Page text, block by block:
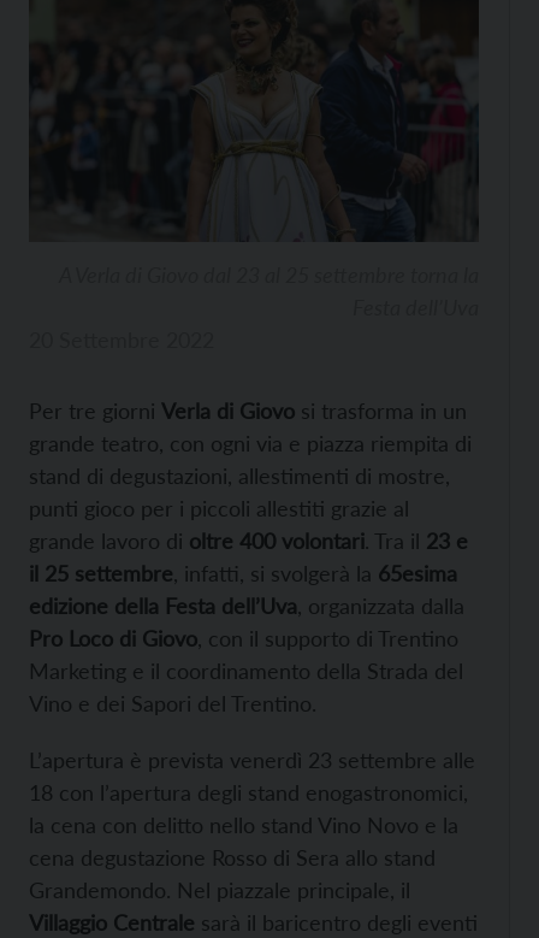
Per tre giorni Verla di Giovo si trasforma in un
grande teatro, con ogni via e piazza riempita di
stand di degustazioni, allestimenti di mostre,
punti gioco per i piccoli allestiti grazie al
grande lavoro di oltre 400 volontari. Tra il 23 e
il 25 settembre , infatti, si svolgerà la 65esima
edizione della Festa dell’Uva , organizzata dalla
Pro Loco di Giovo , con il supporto di Trentino
Marketing e il coordinamento della Strada del
Vino e dei Sapori del Trentino.
L’apertura è prevista venerdì 23 settembre alle
18 con l’apertura degli stand enogastronomici,
la cena con delitto nello stand Vino Novo e la
cena degustazione Rosso di Sera allo stand
Grandemondo. Nel piazzale principale, il
Villaggio Centrale sarà il baricentro degli eventi